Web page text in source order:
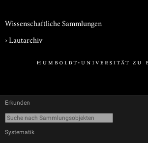
Wissenschaftliche Sammlungen
›Lautarchiv
Erkunden
Systematik